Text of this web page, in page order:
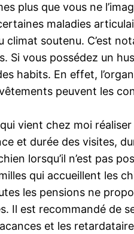
plus que vous ne
maladies
climat soutenu. C’est
Si vous possédez un
habits. En effet,
peuvent les
vient chez moi
et durée des visites,
lorsqu’il n’est pas
qui accueillent les
les pensions ne
Il est recommandé
et les